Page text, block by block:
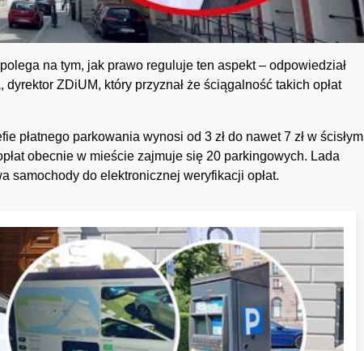
na tym, jak prawo reguluje ten aspekt – odpowiedział
, dyrektor ZDiUM, który przyznał że ściągalność takich opłat
płatnego parkowania wynosi od 3 zł do nawet 7 zł w ścisłym
obecnie w mieście zajmuje się 20 parkingowych. Lada
samochody do elektronicznej weryfikacji opłat.